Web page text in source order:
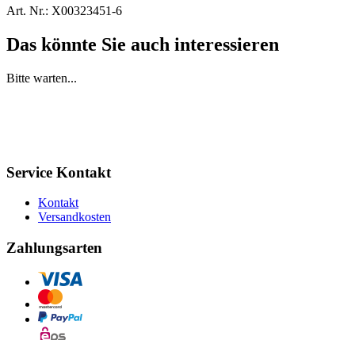
Art. Nr.: X00323451-6
Das könnte Sie auch interessieren
Bitte warten...
Service Kontakt
Kontakt
Versandkosten
Zahlungsarten